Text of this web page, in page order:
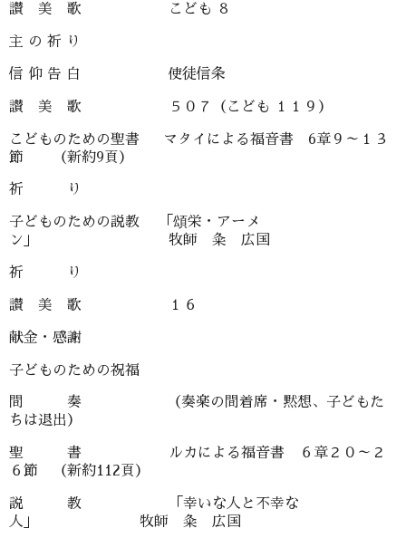
讃 美 歌 こども ８
主 の 祈 り
信 仰 告 白 使徒信条
讃 美 歌 ５０７（こども １１９）
こどものための聖書 マタイによる福音書 6章９～１３
節 （新約9頁）
祈 り
子どものための説教 「頌栄・アーメ
ン」 牧師 粂 広国
祈 り
讃 美 歌 １６
献金・感謝
子どものための祝福
間 奏 （奏楽の間着席・黙想、子どもた
ちは退出）
聖 書 ルカによる福音書 ６章２０～２
６節 （新約112頁）
説 教 「幸いな人と不幸な
人」 牧師 粂 広国